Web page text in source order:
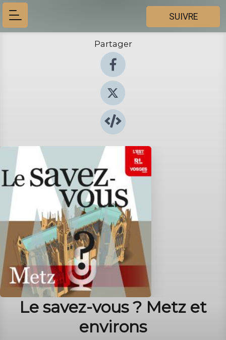
SUIVRE
Partager
Le savez-vous ? Metz et
environs